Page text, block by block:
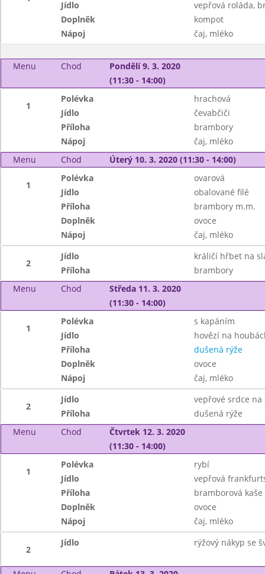
Jídlo
vepřová roláda,
Doplněk
kompot
Nápoj
čaj, mléko
Menu Chod
Pondělí 9. 3. 2020
(11:30 - 14:00)
1
Polévka
hrachová
Jídlo
čevabčiči
Příloha
brambory
Nápoj
čaj, mléko
Menu
Chod Úterý 10. 3. 2020 (11:30 - 14:00)
1
Polévka
ovarová
Jídlo
obalované filé
Příloha
brambory m.m.
Doplněk
ovoce
Nápoj
čaj, mléko
2
Jídlo
králičí hřbet na
Příloha
brambory
Menu
Chod
Středa 11. 3. 2020
(11:30 - 14:00)
1
Polévka
s kapáním
Jídlo
hovězí na
Příloha
dušená rýže
Doplněk
ovoce
Nápoj
čaj, mléko
2
Jídlo
vepřové srdce
Příloha
dušená rýže
Menu
Chod
Čtvrtek 12. 3. 2020
(11:30 - 14:00)
1
Polévka
rybí
Jídlo
vepřová
Příloha
bramborová kaše
Doplněk
ovoce
Nápoj
čaj, mléko
2
Jídlo rýžový nákyp se